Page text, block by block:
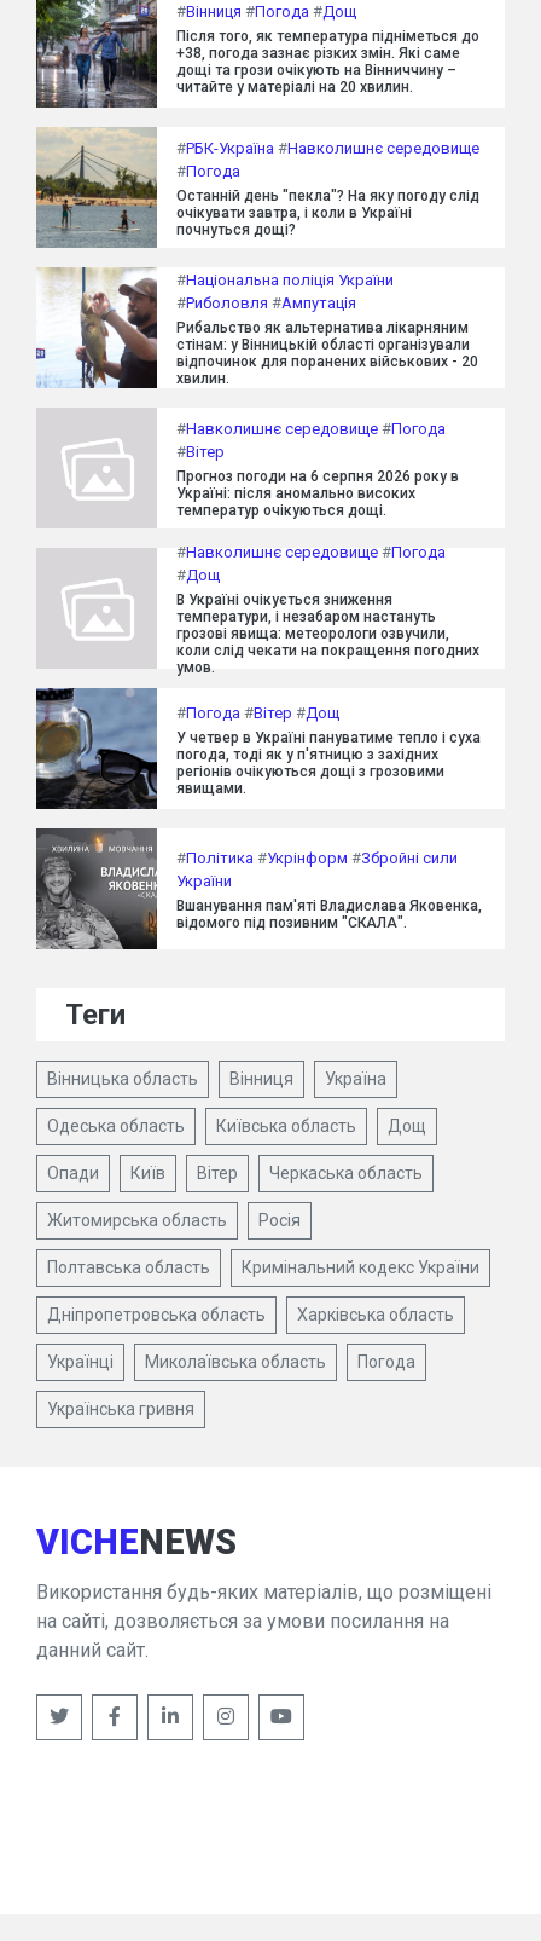
#Вінниця #Погода #Дощ
Після того, як температура підніметься до
+38, погода зазнає різких змін. Які саме
дощі та грози очікують на Вінниччину –
читайте у матеріалі на 20 хвилин.
#РБК-Україна #Навколишнє середовище
#Погода
Останній день "пекла"? На яку погоду слід
очікувати завтра, і коли в Україні
почнуться дощі?
#Національна поліція України
#Риболовля #Ампутація
Рибальство як альтернатива лікарняним
стінам: у Вінницькій області організували
відпочинок для поранених військових - 20
хвилин.
#Навколишнє середовище #Погода
#Вітер
Прогноз погоди на 6 серпня 2026 року в
Україні: після аномально високих
температур очікуються дощі.
#Навколишнє середовище #Погода
#Дощ
В Україні очікується зниження
температури, і незабаром настануть
грозові явища: метеорологи озвучили,
коли слід чекати на покращення погодних
умов.
#Погода #Вітер #Дощ
У четвер в Україні пануватиме тепло і суха
погода, тоді як у п'ятницю з західних
регіонів очікуються дощі з грозовими
явищами.
#Політика #Укрінформ #Збройні сили
України
Вшанування пам'яті Владислава Яковенка,
відомого під позивним "СКАЛА".
Теги
Вінницька область Вінниця Україна
Одеська область Київська область Дощ
Опади Київ Вітер Черкаська область
Житомирська область Росія
Полтавська область Кримінальний кодекс України
Дніпропетровська область Харківська область
Українці Миколаївська область Погода
Українська гривня
VICHENEWS
Використання будь-яких матеріалів, що розміщені
на сайті, дозволяється за умови посилання на
данний сайт.